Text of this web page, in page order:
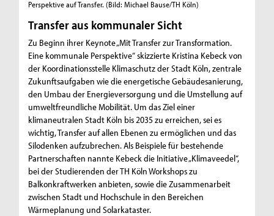
Perspektive auf Transfer. (Bild: Michael Bause/TH Köln)
Transfer aus kommunaler Sicht
Zu Beginn ihrer Keynote „Mit Transfer zur Transformation.
Eine kommunale Perspektive“ skizzierte Kristina Kebeck von
der Koordinationsstelle Klimaschutz der Stadt Köln, zentrale
Zukunftsaufgaben wie die energetische Gebäudesanierung,
den Umbau der Energieversorgung und die Umstellung auf
umweltfreundliche Mobilität. Um das Ziel einer
klimaneutralen Stadt Köln bis 2035 zu erreichen, sei es
wichtig, Transfer auf allen Ebenen zu ermöglichen und das
Silodenken aufzubrechen. Als Beispiele für bestehende
Partnerschaften nannte Kebeck die Initiative „Klimaveedel“,
bei der Studierenden der TH Köln Workshops zu
Balkonkraftwerken anbieten, sowie die Zusammenarbeit
zwischen Stadt und Hochschule in den Bereichen
Wärmeplanung und Solarkataster.